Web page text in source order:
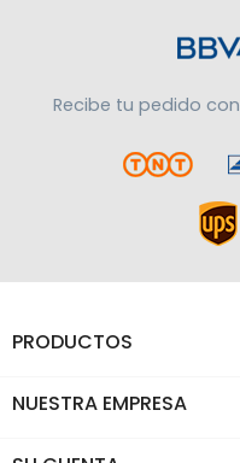
Recibe tu pedido con
PRODUCTOS
NUESTRA EMPRESA